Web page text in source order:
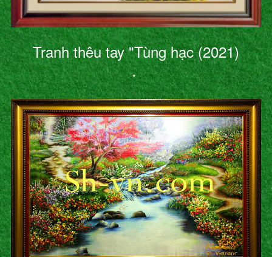
Tranh thêu tay "Tùng hạc (2021)
"